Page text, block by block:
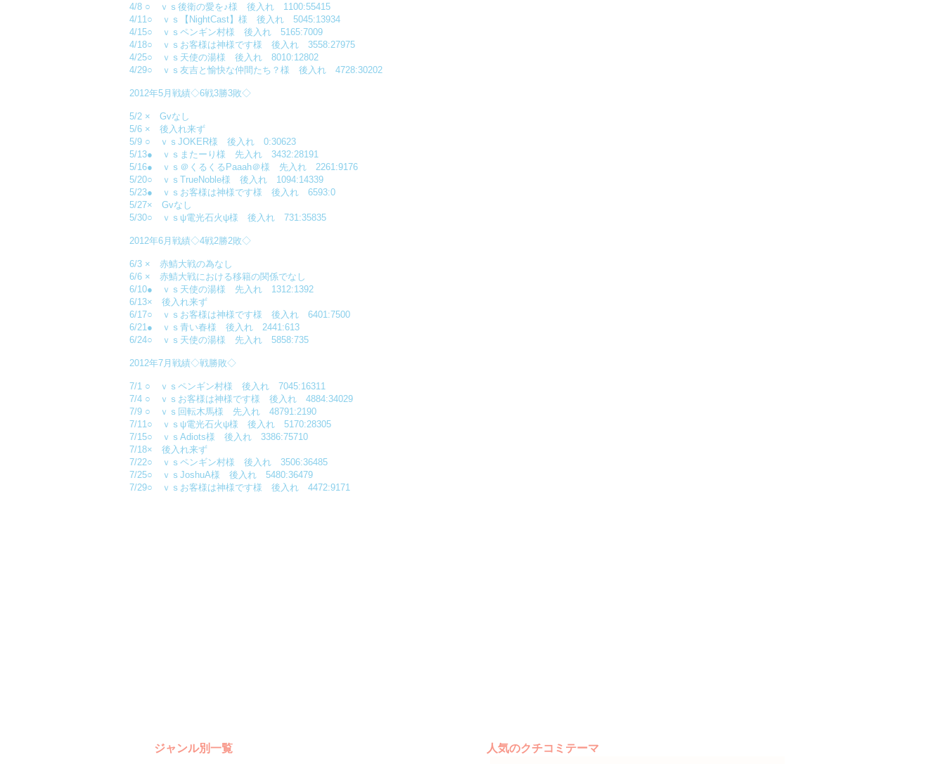
4/8 ○ ｖｓ後衛の愛を♪様 後入れ 1100:55415
4/11○ ｖｓ【NightCast】様 後入れ 5045:13934
4/15○ ｖｓペンギン村様 後入れ 5165:7009
4/18○ ｖｓお客様は神様です様 後入れ 3558:27975
4/25○ ｖｓ天使の湯様 後入れ 8010:12802
4/29○ ｖｓ友吉と愉快な仲間たち？様 後入れ 4728:30202
2012年5月戦績◇6戦3勝3敗◇
5/2 × Gvなし
5/6 × 後入れ来ず
5/9 ○ ｖｓJOKER様 後入れ 0:30623
5/13● ｖｓまたーり様 先入れ 3432:28191
5/16● ｖｓ＠くるくるPaaah＠様 先入れ 2261:9176
5/20○ ｖｓTrueNoble様 後入れ 1094:14339
5/23● ｖｓお客様は神様です様 後入れ 6593:0
5/27× Gvなし
5/30○ ｖｓψ電光石火ψ様 後入れ 731:35835
2012年6月戦績◇4戦2勝2敗◇
6/3 × 赤鯖大戦の為なし
6/6 × 赤鯖大戦における移籍の関係でなし
6/10● ｖｓ天使の湯様 先入れ 1312:1392
6/13× 後入れ来ず
6/17○ ｖｓお客様は神様です様 後入れ 6401:7500
6/21● ｖｓ青い春様 後入れ 2441:613
6/24○ ｖｓ天使の湯様 先入れ 5858:735
2012年7月戦績◇戦勝敗◇
7/1 ○ ｖｓペンギン村様 後入れ 7045:16311
7/4 ○ ｖｓお客様は神様です様 後入れ 4884:34029
7/9 ○ ｖｓ回転木馬様 先入れ 48791:2190
7/11○ ｖｓψ電光石火ψ様 後入れ 5170:28305
7/15○ ｖｓAdiots様 後入れ 3386:75710
7/18× 後入れ来ず
7/22○ ｖｓペンギン村様 後入れ 3506:36485
7/25○ ｖｓJoshuA様 後入れ 5480:36479
7/29○ ｖｓお客様は神様です様 後入れ 4472:9171
ジャンル別一覧 人気のクチコミテーマ